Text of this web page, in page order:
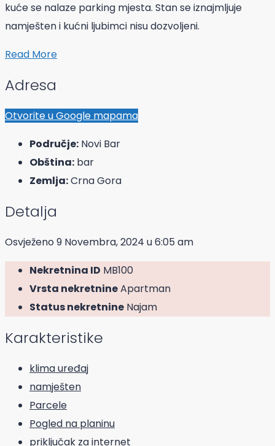
kuće se nalaze parking mjesta. Stan se iznajmljuje
namješten i kućni ljubimci nisu dozvoljeni.
Read More
Adresa
Otvorite u Google mapama
Područje: Novi Bar
Obština: bar
Zemlja:Crna Gora
Detalja
Osvježeno 9 Novembra, 2024 u 6:05 am
Nekretnina ID MB100
Vrsta nekretnineApartman
Status nekretnine Najam
Karakteristike
klima uređaj
namješten
Parcele
Pogled na planinu
priključak za internet